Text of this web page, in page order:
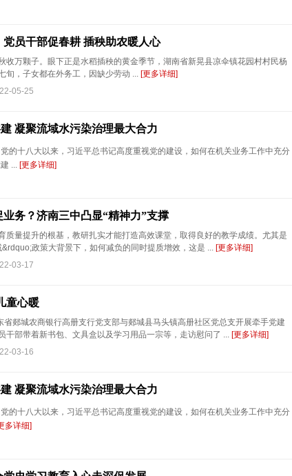
党员干部促春耕 插秧助农暖人心
收万颗子。眼下正是水稻插秧的黄金季节，湖南省新晃县凉伞镇花园村村民杨
旬，子女都在外务工，因缺少劳动 ... [更多详细]
05-25
凝聚流域水污染治理最大合力
的十八大以来，习近平总书记高度重视党的建设，如何在机关业务工作中充分
... [更多详细]
业务？济南三中凸显“精神力”支撑
质量提升的根基，教研扎实才能打造高效课堂，取得良好的教学成绩。尤其是
政策大背景下，如何减负的同时提质增效，这是 ... [更多详细]
03-17
童心暖
省郯城农商银行高册支行党支部与郯城县马头镇高册社区党总支开展牵手党建
干部带着新书包、文具盒以及学习用品一宗等，走访慰问了 ... [更多详细]
03-16
凝聚流域水污染治理最大合力
的十八大以来，习近平总书记高度重视党的建设，如何在机关业务工作中充分
多详细]